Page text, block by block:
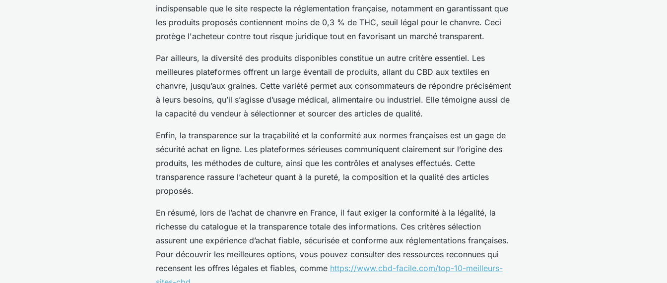
indispensable que le site respecte la réglementation française, notamment en garantissant que
les produits proposés contiennent moins de 0,3 % de THC, seuil légal pour le chanvre. Ceci
protège l'acheteur contre tout risque juridique tout en favorisant un marché transparent.
Par ailleurs, la diversité des produits disponibles constitue un autre critère essentiel. Les
meilleures plateformes offrent un large éventail de produits, allant du CBD aux textiles en
chanvre, jusqu’aux graines. Cette variété permet aux consommateurs de répondre précisément
à leurs besoins, qu’il s’agisse d’usage médical, alimentaire ou industriel. Elle témoigne aussi de
la capacité du vendeur à sélectionner et sourcer des articles de qualité.
Enfin, la transparence sur la traçabilité et la conformité aux normes françaises est un gage de
sécurité achat en ligne. Les plateformes sérieuses communiquent clairement sur l’origine des
produits, les méthodes de culture, ainsi que les contrôles et analyses effectués. Cette
transparence rassure l’acheteur quant à la pureté, la composition et la qualité des articles
proposés.
En résumé, lors de l’achat de chanvre en France, il faut exiger la conformité à la légalité, la
richesse du catalogue et la transparence totale des informations. Ces critères sélection
assurent une expérience d’achat fiable, sécurisée et conforme aux réglementations françaises.
Pour découvrir les meilleures options, vous pouvez consulter des ressources reconnues qui
recensent les offres légales et fiables, comme https://www.cbd-facile.com/top-10-meilleurs-